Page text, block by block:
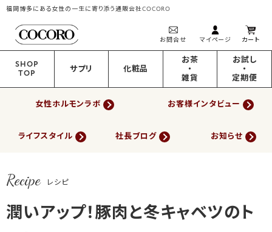
福岡博多にある女性の一生に寄り添う通販会社COCORO
お問合せ マイページ カート
SHOP
TOP
サプリ 化粧品
お茶
・
雑貨
お試し
・
定期便
女性ホルモンラボ お客様インタビュー
ライフスタイル 社長ブログ お知らせ
Recipe レシピ
潤いアップ！豚肉と冬キャベツのト